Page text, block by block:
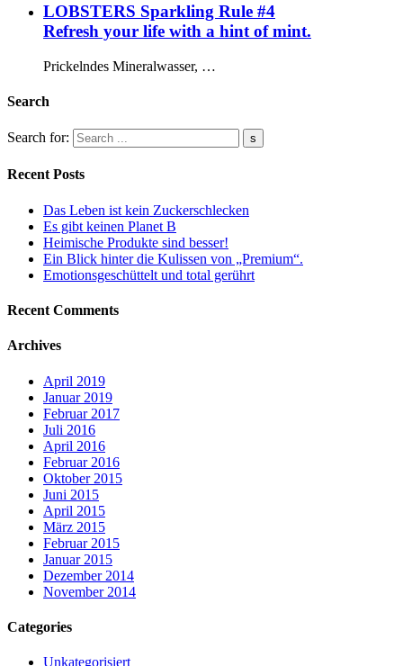
LOBSTERS Sparkling Rule #4
Refresh your life with a hint of mint.
Prickelndes Mineralwasser, …
Search
Search for:
Recent Posts
Das Leben ist kein Zuckerschlecken
Es gibt keinen Planet B
Heimische Produkte sind besser!
Ein Blick hinter die Kulissen von „Premium“.
Emotionsgeschüttelt und total gerührt
Recent Comments
Archives
April 2019
Januar 2019
Februar 2017
Juli 2016
April 2016
Februar 2016
Oktober 2015
Juni 2015
April 2015
März 2015
Februar 2015
Januar 2015
Dezember 2014
November 2014
Categories
Unkategorisiert